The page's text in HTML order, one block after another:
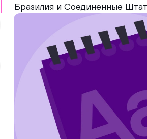
Бразилия и Соединенные